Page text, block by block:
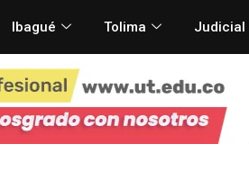
Ibagué Tolima Judicial